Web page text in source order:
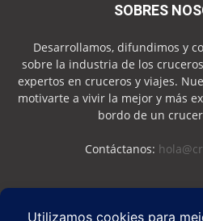
SOBRES
Desarrollamos, difundimos y
sobre la industria de los
expertos en cruceros y viajes.
motivarte a vivir la mejor y más
bordo de un
Contáctanos: